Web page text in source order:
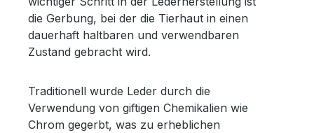
die Gerbung, bei der die Tierhaut in einen
dauerhaft haltbaren und verwendbaren
Zustand gebracht wird.
Traditionell wurde Leder durch die
Verwendung von giftigen Chemikalien wie
Chrom gegerbt, was zu erheblichen